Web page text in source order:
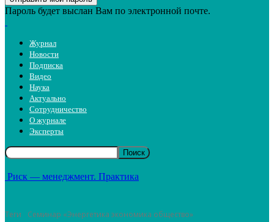
Пароль будет выслан Вам по электронной почте.
Журнал
Новости
Подписка
Видео
Наука
Актуально
Сотрудничество
О журнале
Эксперты
Риск — менеджмент. Практика
Теги Семинар «Энергетика экономика общество»